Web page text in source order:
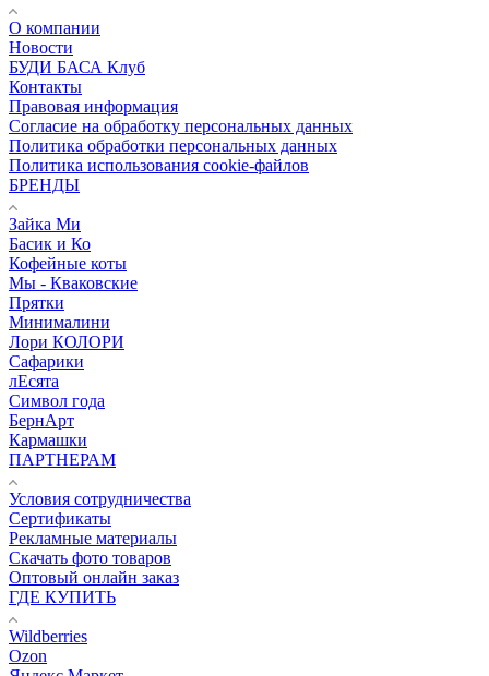
О компании
Новости
БУДИ БАСА Клуб
Контакты
Правовая информация
Согласие на обработку персональных данных
Политика обработки персональных данных
Политика использования cookie-файлов
БРЕНДЫ
Зайка Ми
Басик и Ко
Кофейные коты
Мы - Кваковские
Прятки
Минималини
Лори КОЛОРИ
Сафарики
лЕсята
Символ года
БернАрт
Кармашки
ПАРТНЕРАМ
Условия сотрудничества
Сертификаты
Рекламные материалы
Скачать фото товаров
Оптовый онлайн заказ
ГДЕ КУПИТЬ
Wildberries
Ozon